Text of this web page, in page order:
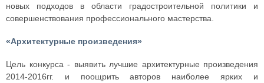
новых подходов в области градостроительной политики и
совершенствования профессионального мастерства.
«Архитектурные произведения»
Цель конкурса - выявить лучшие архитектурные произведения
2014-2016гг. и поощрить авторов наиболее ярких и